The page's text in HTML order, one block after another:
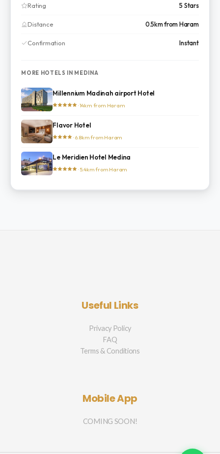
Rating 5 Stars
Distance 0.5km from Haram
Confirmation Instant
MORE HOTELS IN MEDINA
Millennium Madinah airport Hotel
· 14km from Haram
Flavor Hotel
· 6.8km from Haram
Le Meridien Hotel Medina
· 5.4km from Haram
Useful Links
Privacy Policy
FAQ
Terms & Conditions
Mobile App
COMING SOON!